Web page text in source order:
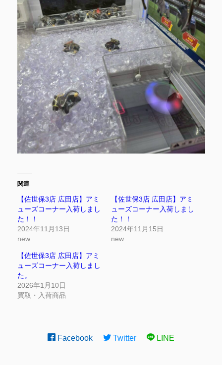
関連
【佐世保3店 広田店】アミ
ューズコーナー入荷しまし
た！！
2024年11月13日
new
【佐世保3店 広田店】アミ
ューズコーナー入荷しまし
た！！
2024年11月15日
new
【佐世保3店 広田店】アミ
ューズコーナー入荷しまし
た。
2026年1月10日
買取・入荷商品
Facebook Twitter LINE